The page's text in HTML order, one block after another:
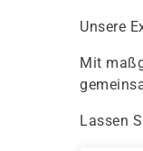
Unsere
Mit
Lassen